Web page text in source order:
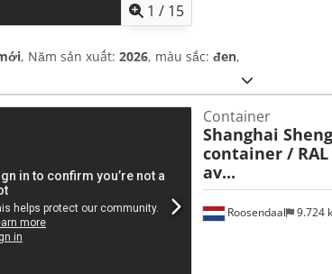
1 / 15
, Năm sản xuất: 2026, màu sắc: đen,
Roosendaal 9.724
Container
Shanghai
container / RAL
av...